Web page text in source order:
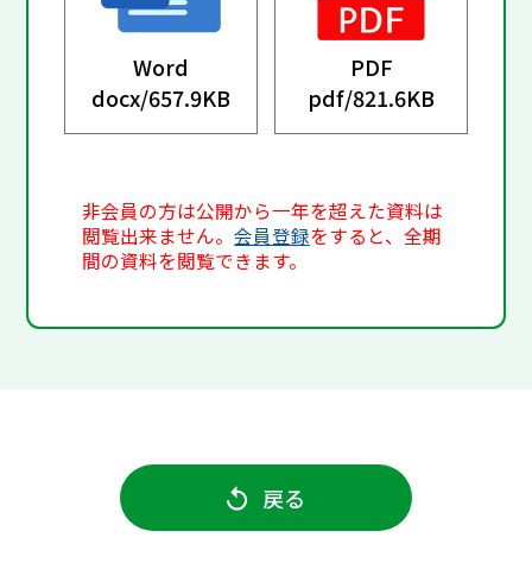
Word
docx/657.9KB
PDF
pdf/821.6KB
非会員の方は公開から一年を超えた資料は
閲覧出来ません。会員登録をすると、全期
間の資料を閲覧できます。
戻る